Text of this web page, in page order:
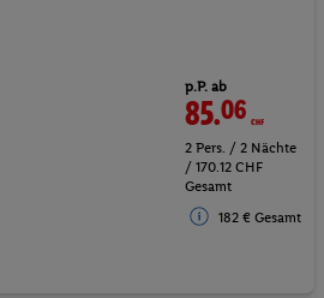
p.P. ab
85.06CHF
2 Pers. / 2 Nächte
/ 170.12 CHF
Gesamt
182 € Gesamt